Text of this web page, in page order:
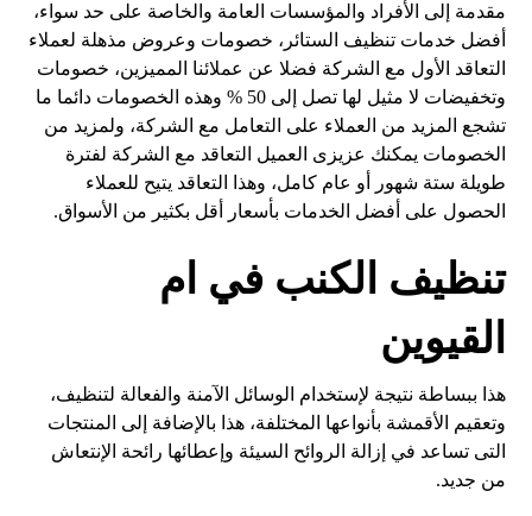
مقدمة إلى الأفراد والمؤسسات العامة والخاصة على حد سواء،
أفضل خدمات تنظيف الستائر، خصومات وعروض مذهلة لعملاء
التعاقد الأول مع الشركة فضلا عن عملائنا المميزين، خصومات
وتخفيضات لا مثيل لها تصل إلى 50 % وهذه الخصومات دائما ما
تشجع المزيد من العملاء على التعامل مع الشركة، ولمزيد من
الخصومات يمكنك عزيزى العميل التعاقد مع الشركة لفترة
طويلة ستة شهور أو عام كامل، وهذا التعاقد يتيح للعملاء
الحصول على أفضل الخدمات بأسعار أقل بكثير من الأسواق.
تنظيف الكنب في ام
القيوين
هذا ببساطة نتيجة لإستخدام الوسائل الآمنة والفعالة لتنظيف،
وتعقيم الأقمشة بأنواعها المختلفة، هذا بالإضافة إلى المنتجات
التى تساعد في إزالة الروائح السيئة وإعطائها رائحة الإنتعاش
من جديد.